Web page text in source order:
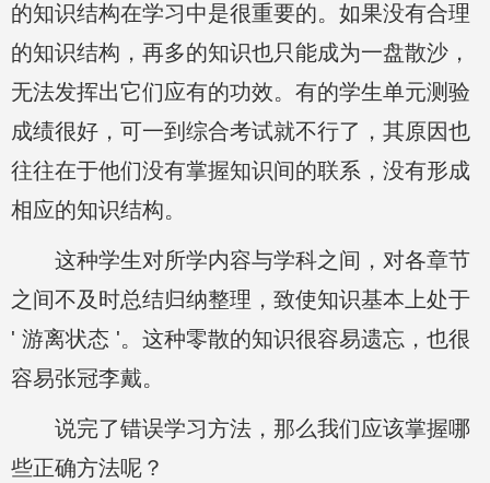
的知识结构在学习中是很重要的。如果没有合理
的知识结构，再多的知识也只能成为一盘散沙，
无法发挥出它们应有的功效。有的学生单元测验
成绩很好，可一到综合考试就不行了，其原因也
往往在于他们没有掌握知识间的联系，没有形成
相应的知识结构。
这种学生对所学内容与学科之间，对各章节
之间不及时总结归纳整理，致使知识基本上处于
' 游离状态 '。这种零散的知识很容易遗忘，也很
容易张冠李戴。
说完了错误学习方法，那么我们应该掌握哪
些正确方法呢？